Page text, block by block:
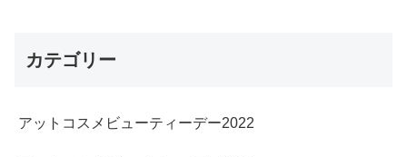
カテゴリー
アットコスメビューティーデー2022